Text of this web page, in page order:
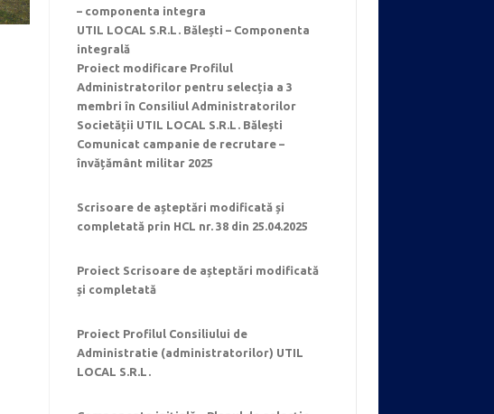
– componenta integra
UTIL LOCAL S.R.L. Bălești – Componenta
integrală
Proiect modificare Profilul
Administratorilor pentru selecția a 3
membri în Consiliul Administratorilor
Societății UTIL LOCAL S.R.L. Bălești
Comunicat campanie de recrutare –
învățământ militar 2025
Scrisoare de așteptări modificată și
completată prin HCL nr. 38 din 25.04.2025
Proiect Scrisoare de așteptări modificată
și completată
Proiect Profilul Consiliului de
Administratie (administratorilor) UTIL
LOCAL S.R.L.